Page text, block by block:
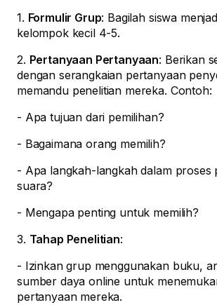
1. Formulir Grup: Bagilah siswa
kelompok kecil 4-5.
2. Pertanyaan Pertanyaan: Berikan
dengan serangkaian pertanyaan
memandu penelitian mereka. Contoh:
- Apa tujuan dari pemilihan?
- Bagaimana orang memilih?
- Apa langkah-langkah dalam proses
suara?
- Mengapa penting untuk memilih?
3. Tahap Penelitian:
- Izinkan grup menggunakan buku,
sumber daya online untuk
pertanyaan mereka.